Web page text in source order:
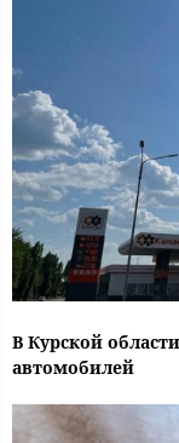
В Курской
автомобилей